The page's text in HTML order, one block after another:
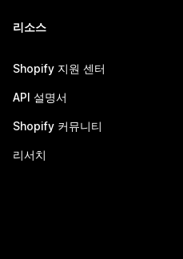
리소스
Shopify 지원 센터
API 설명서
Shopify 커뮤니티
리서치